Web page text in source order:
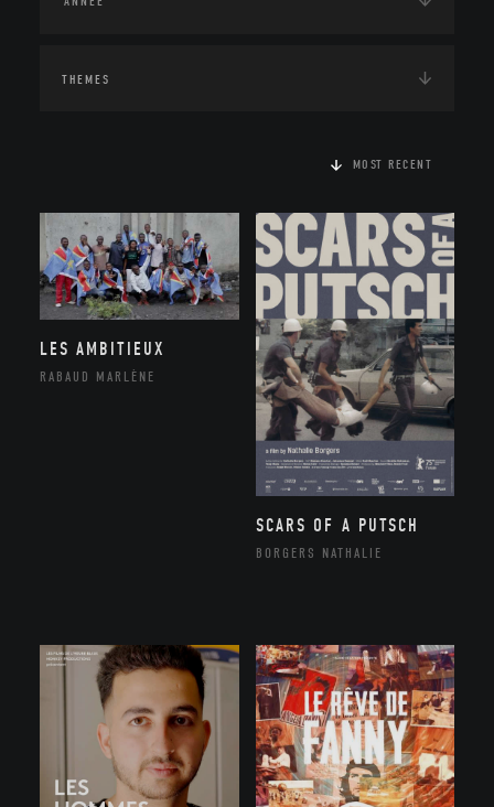
THEMES
MOST RECENT
LES AMBITIEUX
RABAUD MARLÈNE
SCARS OF A PUTSCH
BORGERS NATHALIE